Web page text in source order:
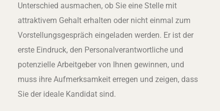
Unterschied ausmachen, ob Sie eine Stelle mit
attraktivem Gehalt erhalten oder nicht einmal zum
Vorstellungsgespräch eingeladen werden. Er ist der
erste Eindruck, den Personalverantwortliche und
potenzielle Arbeitgeber von Ihnen gewinnen, und
muss ihre Aufmerksamkeit erregen und zeigen, dass
Sie der ideale Kandidat sind.